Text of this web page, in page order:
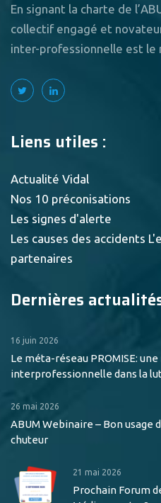
En signant la charte de
collectif engagé et
inter-professionnelle est le
Liens utiles :
Actualité Vidal
Nos 10 préconisations
Les signes d'alerte
Les causes des accidents
partenaires
Dernières
16 juin 2026
Le méta-réseau PROMISE:
interprofessionnelle dans la
26 mai 2026
ABUM Webinaire – Bon usage
chuteur
21 mai 2026
Prochain Forum